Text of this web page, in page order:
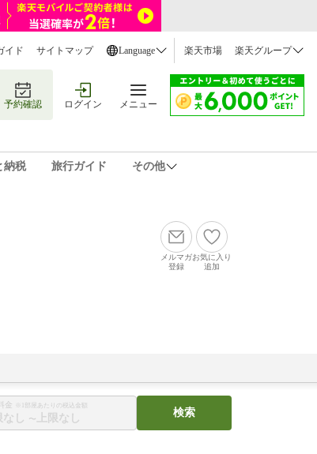
イド サイトマップ Language 楽天市場 楽天グループ
予約確認 ログイン メニュー
納税 旅行ガイド その他
メルマガ
登録
お気に入り
追加
金 ※1部屋あたりの税込金額
〜
検索